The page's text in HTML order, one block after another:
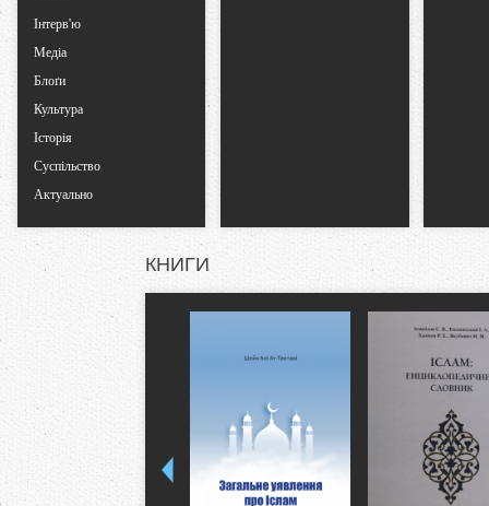
Інтерв'ю
Медіа
Блоґи
Культура
Історія
Суспільство
Актуально
КНИГИ